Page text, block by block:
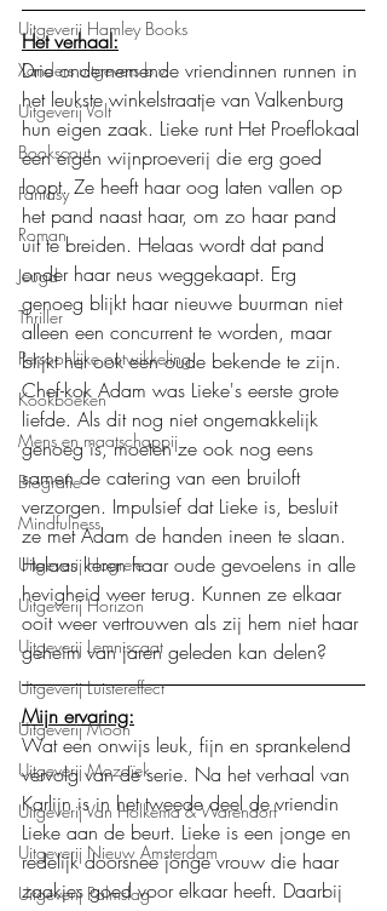
Uitgeverij Hamley Books
Xanders uitgevers b.v.
Uitgeverij Volt
Bookscout
Fantasy
Roman
Jeugd
Thriller
Persoonlijke ontwikkeling
Kookboeken
Mens en maatschappij
Biografie
Mindfulness
Uitgeverij Hogrefe
Uitgeverij Horizon
Uitgeverij Lemniscaat
Uitgeverij Luistereffect
Uitgeverij Moon
Uitgeverij Mozaïek
Uitgeverij Van Holkema & Warendorf
Uitgeverij Nieuw Amsterdam
Uitgeverij Palmslag
Het verhaal:
Drie ondernemende vriendinnen runnen in
het leukste winkelstraatje van Valkenburg
hun eigen zaak. Lieke runt Het Proeflokaal
een eigen wijnproeverij die erg goed
loopt. Ze heeft haar oog laten vallen op
het pand naast haar, om zo haar pand
uit te breiden. Helaas wordt dat pand
onder haar neus weggekaapt. Erg
genoeg blijkt haar nieuwe buurman niet
alleen een concurrent te worden, maar
blijkt het ook een oude bekende te zijn.
Chef-kok Adam was Lieke's eerste grote
liefde. Als dit nog niet ongemakkelijk
genoeg is, moeten ze ook nog eens
samen de catering van een bruiloft
verzorgen. Impulsief dat Lieke is, besluit
ze met Adam de handen ineen te slaan.
Helaas keren haar oude gevoelens in alle
hevigheid weer terug. Kunnen ze elkaar
ooit weer vertrouwen als zij hem niet haar
geheim van jaren geleden kan delen?
Mijn ervaring:
Wat een onwijs leuk, fijn en sprankelend
vervolg van de serie. Na het verhaal van
Karlijn is in het tweede deel de vriendin
Lieke aan de beurt. Lieke is een jonge en
redelijk doorsnee jonge vrouw die haar
zaakjes goed voor elkaar heeft. Daarbij